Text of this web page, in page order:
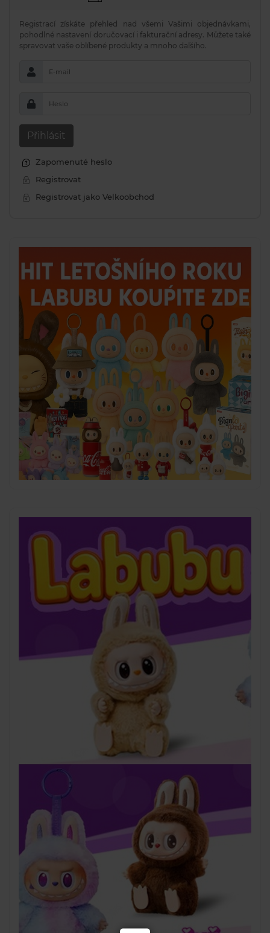
Registrací získáte přehled nad všemi Vašimi objednávkami,
pohodlné nastavení doručovací i fakturační adresy. Můžete také
spravovat vaše oblíbené produkty a mnoho dalšího.
E-mail
Heslo
Přihlásit
Zapomenuté heslo
Registrovat
Registrovat jako Velkoobchod